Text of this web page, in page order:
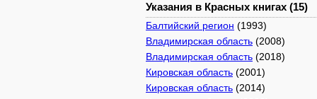
Указания в Красных книгах (15)
Балтийский регион (1993)
Владимирская область (2008)
Владимирская область (2018)
Кировская область (2001)
Кировская область (2014)